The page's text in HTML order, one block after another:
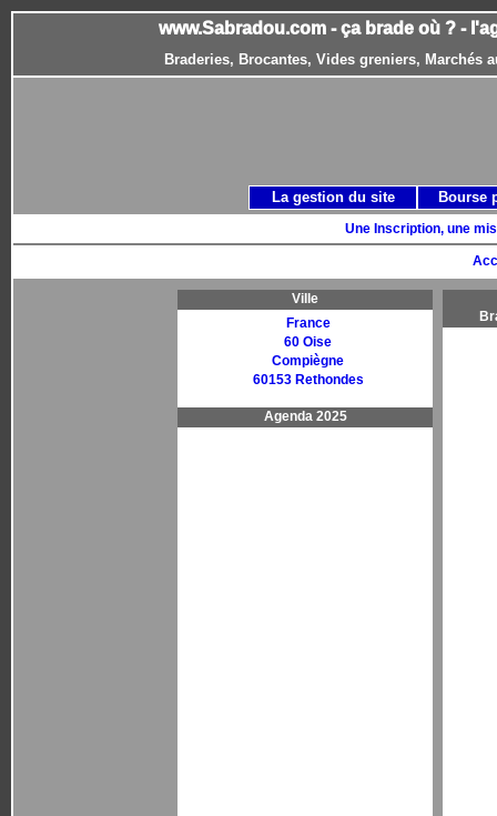
www.Sabradou.com - ça brade où ? -
Braderies, Brocantes, Vides greniers, Marchés
Une Inscription, une
Ville
France
60 Oise
Compiègne
60153 Rethondes
Agenda 2025
La gestion du site Bourse